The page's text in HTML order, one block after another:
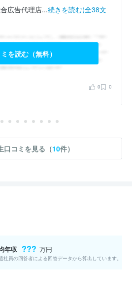
広告代理店...続きを読む(全38文
を読む（無料）
0 0
口コミを見る（10件）
年収 ??? 万円
員の回答者による回答データから算出しています。